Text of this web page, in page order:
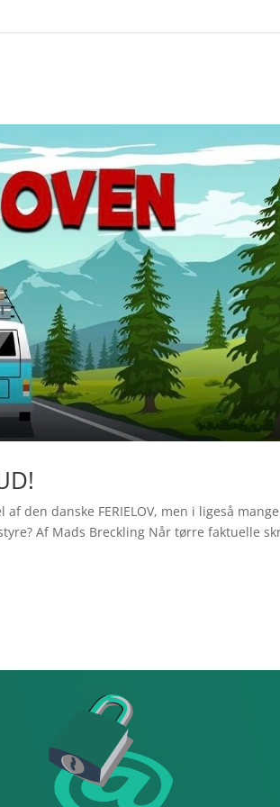
den danske FERIELOV, men i ligeså
Af Mads Breckling Når tørre faktuelle